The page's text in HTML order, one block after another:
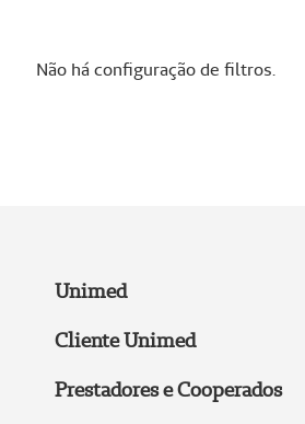
Não há configuração de filtros.
Unimed
Cliente Unimed
Prestadores e Cooperados